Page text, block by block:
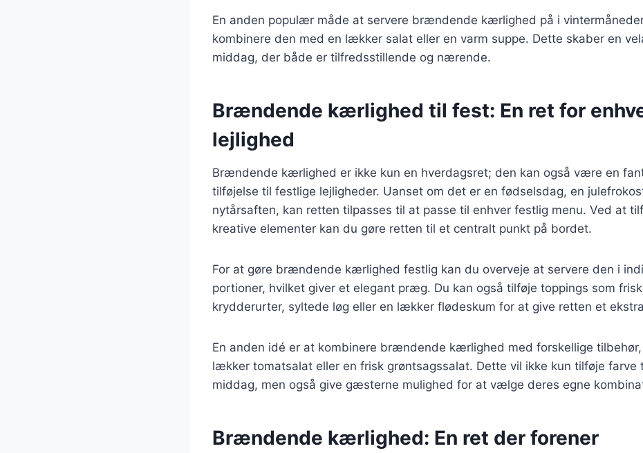
En anden populær måde at servere brændende kærlighed på i
kombinere den med en lækker salat eller en varm suppe. Dette skaber en
middag, der både er tilfredsstillende og nærende.
Brændende kærlighed til fest: En ret for
lejlighed
Brændende kærlighed er ikke kun en hverdagsret; den kan også være en
tilføjelse til festlige lejligheder. Uanset om det er en fødselsdag, en
nytårsaften, kan retten tilpasses til at passe til enhver festlig menu. Ved at
kreative elementer kan du gøre retten til et centralt punkt på bordet.
For at gøre brændende kærlighed festlig kan du overveje at servere den i
portioner, hvilket giver et elegant præg. Du kan også tilføje toppings som
krydderurter, syltede løg eller en lækker flødeskum for at give retten et
En anden idé er at kombinere brændende kærlighed med forskellige tilbehør,
lækker tomatsalat eller en frisk grøntsagssalat. Dette vil ikke kun tilføje farve
middag, men også give gæsterne mulighed for at vælge deres egne
Brændende kærlighed: En ret der forener